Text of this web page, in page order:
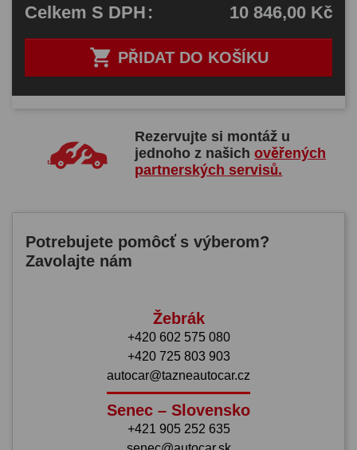
 PŘIDAT DO KOŠÍKU
Celkem S DPH: 10 846,00 Kč
Rezervujte si montáž u
jednoho z našichověřených
partnerských servisů.
Potrebujete pomôcť s výberom?
Zavolajte nám
Žebrák
+420 602 575 080
+420 725 803 903
autocar@tazneautocar.cz
Senec – Slovensko
+421 905 252 635